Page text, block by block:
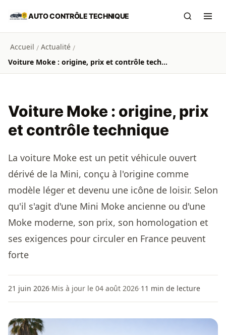
Aller au contenu principal
AUTO CONTRÔLE TECHNIQUE
Accueil / Actualité /
Voiture Moke : origine, prix et contrôle technique
Voiture Moke : origine, prix
et contrôle technique
La voiture Moke est un petit véhicule ouvert
dérivé de la Mini, conçu à l'origine comme
modèle léger et devenu une icône de loisir. Selon
qu'il s'agit d'une Mini Moke ancienne ou d'une
Moke moderne, son prix, son homologation et
ses exigences pour circuler en France peuvent
forte
21 juin 2026·Mis à jour le 04 août 2026·11 min de lecture